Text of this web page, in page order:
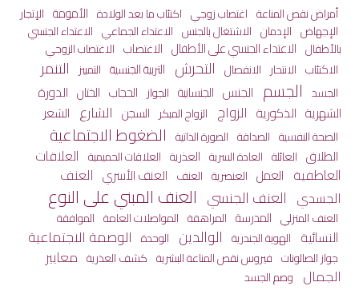
أمراض نقص المناعة اغتصاب زوجي اكتئاب ما بعد الولادة الأمومة الإتجار
الإجهاض الإدمان الاشتغال بالجنس الاعتداء الجماعي الاعتداء الجنسي
بالأطفال الاعتداء الجنسي على الأطفال الاغتصاب الاغتصاب الزوجي
الاكتئاب الانتحار الانفصال التحرش التربية الجنسية التمييز التنمر
الجسد الجسم الجنس الجنسانية الجواز الحجاب الختان الدورة
الشهرية الذكورية الزواج الزواج المبكر السجن الشارع الشعر
الصحة النفسية الصداقة الصورة الذاتية الضغوط الاجتماعية
الطلاق العائلة العادة السرية العذرية العلاقات الحميمية العلاقات
العاطفية العمل العنصرية العنف العنف الأسري العنف
الجسدي العنف الجنسي العنف المبني على النوع
العنف المنزلي المدرسة المراهقة المواصلات العامة الموافقة
النسائية الهوية الجندرية الوالدين الوحدة الوصمة الاجتماعية
جواز الصالونات فيروس نقص المناعة البشرية كشف العذرية معايير
الجمال وصم الجسد